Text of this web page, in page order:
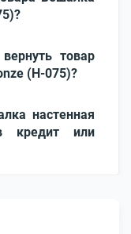
товар
(H-075)?
настенная
кредит или